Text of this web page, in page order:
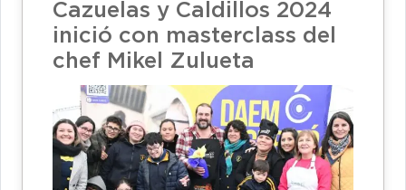
Cazuelas y Caldillos 2024
inició con masterclass del
chef Mikel Zulueta